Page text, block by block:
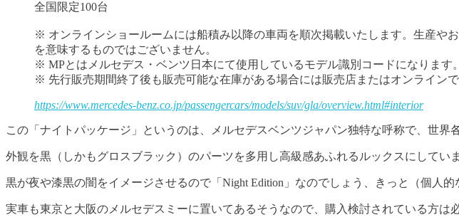
全国限定100台
※ オンラインショールームには船積み以降の車両を順次掲載いたします。生産や
を意味するものではございません。
※ MPとはメルセデス・ベンツ日本にて使用しているモデル識別コードになります。
※ 先行販売期間終了後も販売可能な在庫がある場合には販売店またはオンラインで
https://www.mercedes-benz.co.jp/passengercars/models/suv/gla/overview.html#interior
この「ナイトパッケージ」というのは、メルセデスベンツジャパン独特な呼称で、世界
外観を黒（しかもグロスブラック）のパーツを多用し高級感あふれるルックスにしていま
黒が夜や漆黒の闇をイメージさせるので「Night Edition」なのでしょう、きっと（個人的
実車も東京と大阪のメルセデスミーに置いてあるそうなので、購入検討されている方は